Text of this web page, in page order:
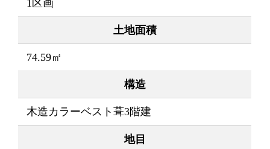
1区画
土地面積
74.59㎡
構造
木造カラーベスト葺3階建
地目